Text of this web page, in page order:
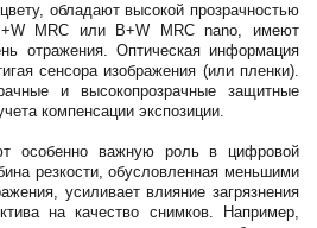
обладают высокой прозрачностью
MRC или B+W MRC nano, имеют
отражения. Оптическая информация
сенсора изображения (или пленки).
и высокопрозрачные защитные
компенсации экспозиции.
особенно важную роль в цифровой
резкости, обусловленная меньшими
усиливает влияние загрязнения
на качество снимков. Например,